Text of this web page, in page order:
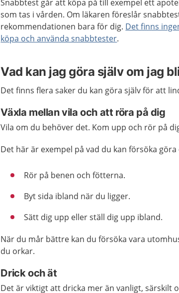
Snabbtest går att köpa på till exempel ett
som tas i vården. Om läkaren föreslår
rekommendationen bara för dig. Det finns
köpa och använda snabbtester.
Vad kan jag göra själv om jag
Det finns flera saker du kan göra själv för att
Växla mellan vila och att röra på dig
Vila om du behöver det. Kom upp och rör på
Det här är exempel på vad du kan försöka
Rör på benen och fötterna.
Byt sida ibland när du ligger.
Sätt dig upp eller ställ dig upp ibland.
När du mår bättre kan du försöka vara
du orkar.
Drick och ät
Det är viktigt att dricka mer än vanligt, särskilt